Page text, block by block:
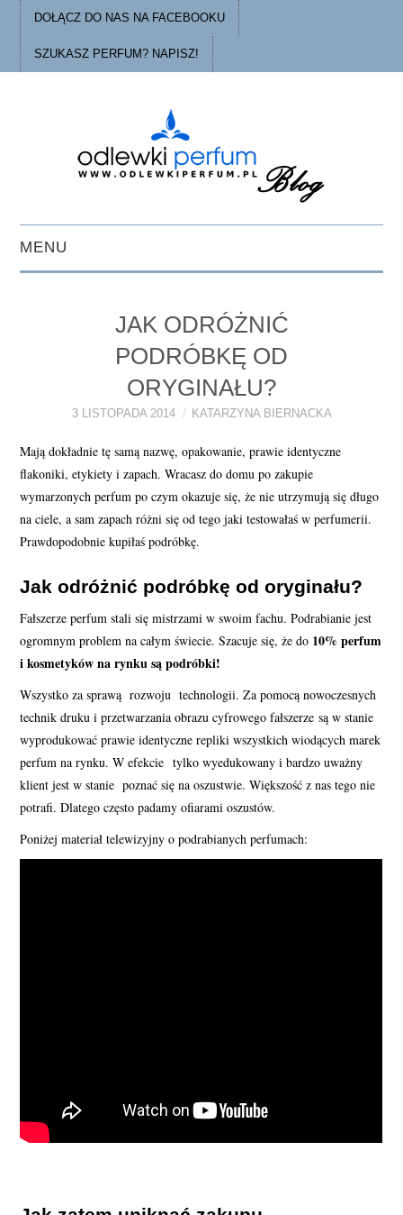
DOŁĄCZ DO NAS NA FACEBOOKU
SZUKASZ PERFUM? NAPISZ!
MENU
O ODLEWKACH
A TO CIEKAWE!
SKLEP
JAK ODRÓŻNIĆ
PODRÓBKĘ OD
ORYGINAŁU?
3 LISTOPADA 2014 KATARZYNA BIERNACKA
Mają dokładnie tę samą nazwę, opakowanie, prawie identyczne
flakoniki, etykiety i zapach. Wracasz do domu po zakupie
wymarzonych perfum po czym okazuje się, że nie utrzymują się długo
na ciele, a sam zapach różni się od tego jaki testowałaś w perfumerii.
Prawdopodobnie kupiłaś podróbkę.
Jak odróżnić podróbkę od oryginału?
Fałszerze perfum stali się mistrzami w swoim fachu. Podrabianie jest
ogromnym problem na całym świecie. Szacuje się, że do 10% perfum
i kosmetyków na rynku są podróbki!
Wszystko za sprawą rozwoju technologii. Za pomocą nowoczesnych
technik druku i przetwarzania obrazu cyfrowego fałszerze są w stanie
wyprodukować prawie identyczne repliki wszystkich wiodących marek
perfum na rynku. W efekcie tylko wyedukowany i bardzo uważny
klient jest w stanie poznać się na oszustwie. Większość z nas tego nie
potrafi. Dlatego często padamy ofiarami oszustów.
Poniżej materiał telewizyjny o podrabianych perfumach: